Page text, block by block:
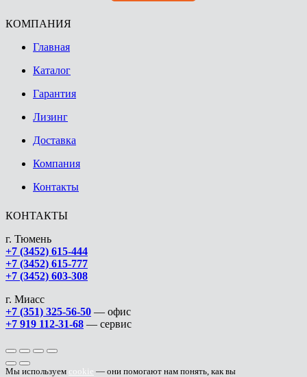
КОМПАНИЯ
Главная
Каталог
Гарантия
Лизинг
Доставка
Компания
Контакты
КОНТАКТЫ
г. Тюмень
+7 (3452) 615-444
+7 (3452) 615-777
+7 (3452) 603-308
г. Миасс
+7 (351) 325-56-50 — офис
+7 919 112-31-68 — сервис
Мы используем cookie — они помогают нам понять, как вы